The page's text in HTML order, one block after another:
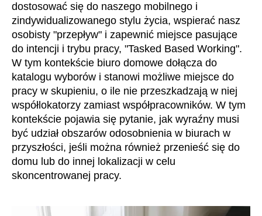
Holandia (NL)
Hongkong(HK)
Indie (IN)
Indonezja(ID)
Iran(IR)
Irlandia(IE)
Irlandia Północna(GB)
Izrael (IL)
Japonia (JP)
Jordania(JO)
Kanada(CA)
Kazachstan
dostosować się do naszego mobilnego i
zindywidualizowanego stylu życia, wspierać nasz
osobisty "przepływ" i zapewnić miejsce pasujące
do intencji i trybu pracy, "Tasked Based Working".
W tym kontekście biuro domowe dołącza do
katalogu wyborów i stanowi możliwe miejsce do
pracy w skupieniu, o ile nie przeszkadzają w niej
współlokatorzy zamiast współpracowników. W tym
kontekście pojawia się pytanie, jak wyraźny musi
być udział obszarów odosobnienia w biurach w
przyszłości, jeśli można również przenieść się do
domu lub do innej lokalizacji w celu
skoncentrowanej pracy.